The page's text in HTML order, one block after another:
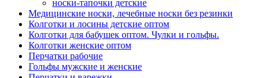
носки-тапочки детские
Медицинские носки, лечебные носки без резинки
Колготки и лосины детские оптом
Колготки для бабушек оптом. Чулки и гольфы.
Колготки женские оптом
Перчатки рабочие
Гольфы мужские и женские